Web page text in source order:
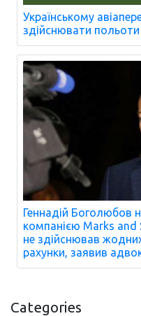
Українському
здійснювати
Геннадій Боголюбов
компанією Marks and
не здійснював жодних
рахунки, заявив
Categories